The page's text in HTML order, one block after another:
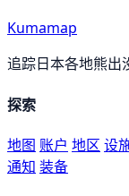
Kumamap
追踪日本各地熊出
探索
地图 账户 地区 设
通知 装备